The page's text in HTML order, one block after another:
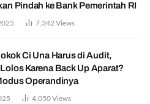
Pindah ke Bank Pemerintah RI
7,342Views
Ci Una Harus di Audit,
Karena Back Up Aparat?
Operandinya
4,050Views